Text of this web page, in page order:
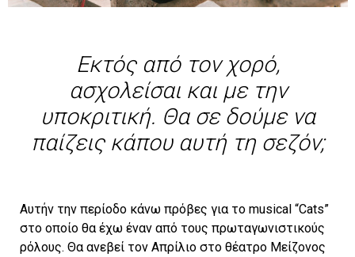
Εκτός από τον χορό,
ασχολείσαι και με την
υποκριτική. Θα σε δούμε να
παίζεις κάπου αυτή τη σεζόν;
Αυτήν την περίοδο κάνω πρόβες για το musical “Cats”
στο οποίο θα έχω έναν από τους πρωταγωνιστικούς
ρόλους. Θα ανεβεί τον Απρίλιο στο θέατρο Μείζονος